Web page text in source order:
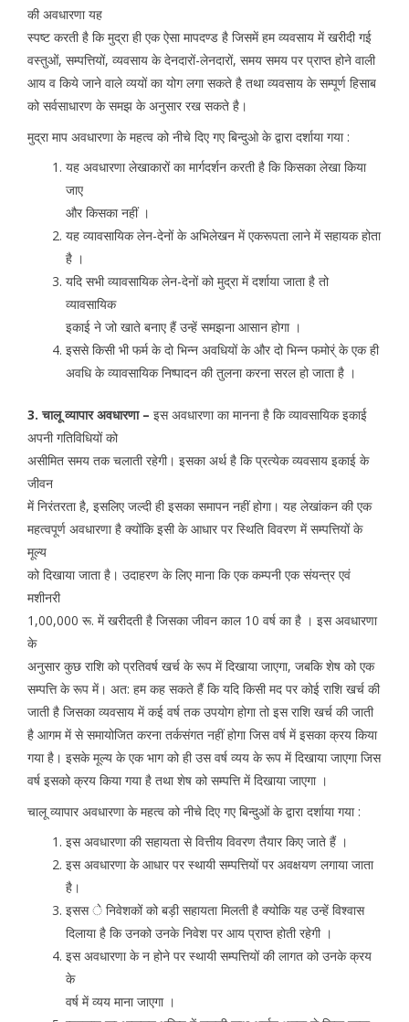
की अवधारणा यह
स्पष्ट करती है कि मुद्रा ही एक ऐसा मापदण्ड है जिसमें हम व्यवसाय में खरीदी गई
वस्तुओं, सम्पत्तियों, व्यवसाय के देनदारों-लेनदारों, समय समय पर प्राप्त होने वाली
आय व किये जाने वाले व्ययों का योग लगा सकते है तथा व्यवसाय के सम्पूर्ण हिसाब
को सर्वसाधारण के समझ के अनुसार रख सकते है।
मुद्रा माप अवधारणा के महत्व को नीचे दिए गए बिन्दुओ के द्वारा दर्शाया गया :
यह अवधारणा लेखाकारों का मार्गदर्शन करती है कि किसका लेखा किया
जाए
और किसका नहीं ।
यह व्यावसायिक लेन-देनों के अभिलेखन में एकरूपता लाने में सहायक होता
है ।
यदि सभी व्यावसायिक लेन-देनों को मुद्रा में दर्शाया जाता है तो
व्यावसायिक
इकाई ने जो खाते बनाए हैं उन्हें समझना आसान होगा ।
इससे किसी भी फर्म के दो भिन्न अवधियों के और दो भिन्न फमोर्ं के एक ही
अवधि के व्यावसायिक निष्पादन की तुलना करना सरल हो जाता है ।
3. चालू व्यापार अवधारणा – इस अवधारणा का मानना है कि व्यावसायिक इकाई
अपनी गतिविधियों को
असीमित समय तक चलाती रहेगी। इसका अर्थ है कि प्रत्येक व्यवसाय इकाई के
जीवन
में निरंतरता है, इसलिए जल्दी ही इसका समापन नहीं होगा। यह लेखांकन की एक
महत्वपूर्ण अवधारणा है क्योंकि इसी के आधार पर स्थिति विवरण में सम्पत्तियों के
मूल्य
को दिखाया जाता है। उदाहरण के लिए माना कि एक कम्पनी एक संयन्त्र एवं
मशीनरी
1,00,000 रू. में खरीदती है जिसका जीवन काल 10 वर्ष का है । इस अवधारणा
के
अनुसार कुछ राशि को प्रतिवर्ष खर्च के रूप में दिखाया जाएगा, जबकि शेष को एक
सम्पत्ति के रूप में। अत: हम कह सकते हैं कि यदि किसी मद पर कोई राशि खर्च की
जाती है जिसका व्यवसाय में कई वर्ष तक उपयोग होगा तो इस राशि खर्च की जाती
है आगम में से समायोजित करना तर्कसंगत नहीं होगा जिस वर्ष में इसका क्रय किया
गया है। इसके मूल्य के एक भाग को ही उस वर्ष व्यय के रूप में दिखाया जाएगा जिस
वर्ष इसको क्रय किया गया है तथा शेष को सम्पत्ति में दिखाया जाएगा ।
चालू व्यापार अवधारणा के महत्व को नीचे दिए गए बिन्दुओं के द्वारा दर्शाया गया :
इस अवधारणा की सहायता से वित्तीय विवरण तैयार किए जाते हैं ।
इस अवधारणा के आधार पर स्थायी सम्पत्तियों पर अवक्षयण लगाया जाता
है।
इसस े निवेशकों को बड़ी सहायता मिलती है क्योकि यह उन्हें विश्वास
दिलाया है कि उनको उनके निवेश पर आय प्राप्त होती रहेगी ।
इस अवधारणा के न होने पर स्थायी सम्पत्तियों की लागत को उनके क्रय
के
वर्ष में व्यय माना जाएगा ।